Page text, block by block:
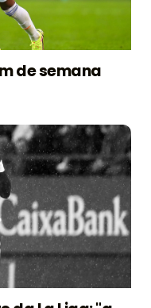
de semana